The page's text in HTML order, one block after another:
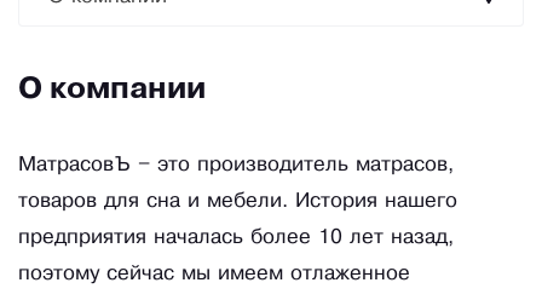
О компании
МатрасовЪ – это производитель матрасов,
товаров для сна и мебели. История нашего
предприятия началась более 10 лет назад,
поэтому сейчас мы имеем отлаженное